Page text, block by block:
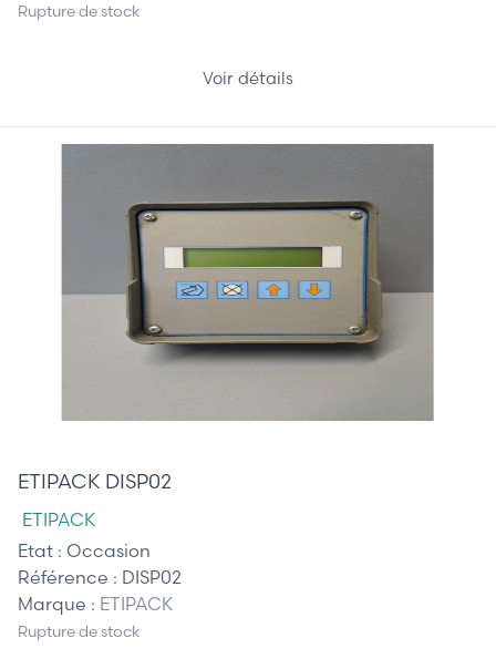
Rupture de stock
Voir détails
ETIPACK DISP02
ETIPACK
Etat : Occasion
Référence : DISP02
Marque : ETIPACK
Rupture de stock